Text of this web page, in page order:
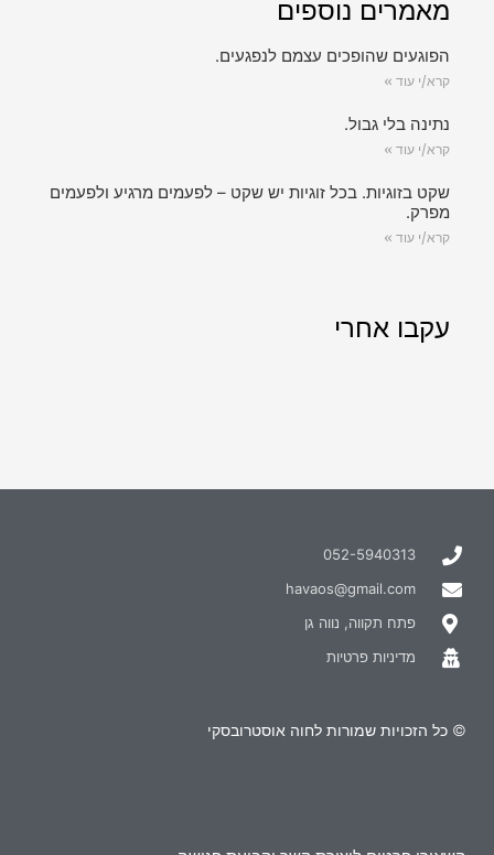
מאמרים נוספים
הפוגעים שהופכים עצמם לנפגעים.
קרא/י עוד »
נתינה בלי גבול.
קרא/י עוד »
שקט בזוגיות. בכל זוגיות יש שקט – לפעמים מרגיע ולפעמים
מפרק.
קרא/י עוד »
עקבו אחרי
052-5940313
havaos@gmail.com
פתח תקווה, נווה גן
מדיניות פרטיות
© כל הזכויות שמורות לחוה אוסטרובסקי